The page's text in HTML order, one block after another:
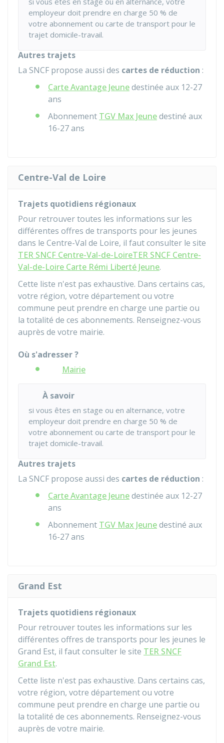
employeur doit prendre en charge 50 % de
votre abonnement ou carte de transport pour le
trajet domicile-travail.
Autres trajets
La SNCF propose aussi des cartes de réduction :
Carte Avantage Jeunedestinée aux 12-27
ans
Abonnement TGV Max Jeunedestiné aux
16-27 ans
Centre-Val de Loire
Trajets quotidiens régionaux
Pour retrouver toutes les informations sur les
différentes offres de transports pour les jeunes
dans le Centre-Val de Loire, il faut consulter le site
TER SNCF Centre-Val-de-LoireTER SNCF Centre-
Val-de-Loire Carte Rémi Liberté Jeune.
Cette liste n'est pas exhaustive. Dans certains cas,
votre région, votre département ou votre
commune peut prendre en charge une partie ou
la totalité de ces abonnements. Renseignez-vous
auprès de votre mairie.
Où s'adresser ?
Mairie
À savoir
si vous êtes en stage ou en alternance, votre
employeur doit prendre en charge 50 % de
votre abonnement ou carte de transport pour le
trajet domicile-travail.
Autres trajets
La SNCF propose aussi des cartes de réduction :
Carte Avantage Jeunedestinée aux 12-27
ans
Abonnement TGV Max Jeunedestiné aux
16-27 ans
Grand Est
Trajets quotidiens régionaux
Pour retrouver toutes les informations sur les
différentes offres de transports pour les jeunes le
Grand Est, il faut consulter le site TER SNCF
Grand Est.
Cette liste n'est pas exhaustive. Dans certains cas,
votre région, votre département ou votre
commune peut prendre en charge une partie ou
la totalité de ces abonnements. Renseignez-vous
auprès de votre mairie.